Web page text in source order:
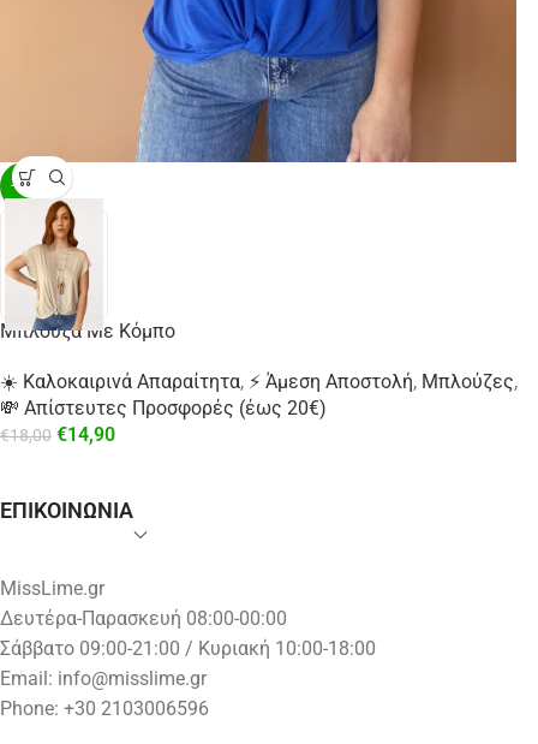
-17%
Μπλούζα Με Κόμπο
☀️ Καλοκαιρινά Απαραίτητα, ⚡ Άμεση Αποστολή, Μπλούζες,
💸 Απίστευτες Προσφορές (έως 20€)
€18,00 €14,90
ΕΠΙΚΟΙΝΩΝΙΑ
MissLime.gr
Δευτέρα-Παρασκευή 08:00-00:00
Σάββατο 09:00-21:00 / Κυριακή 10:00-18:00
Email: info@misslime.gr
Phone: +30 2103006596